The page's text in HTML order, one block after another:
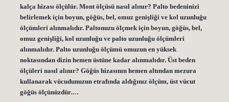
kalça hizası ölçülür. Mont ölçüsü nasıl alınır? Palto bedeninizi
belirlemek için boyun, göğüs, bel, omuz genişliği ve kol uzunluğu
ölçümleri alınmalıdır. Paltonuzu ölçmek için boyun, göğüs, bel,
omuz genişliği, kol uzunluğu ve palto uzunluğu ölçümleri
alınmalıdır. Palto uzunluğu ölçümü omuzun en yüksek
noktasından dizin hemen üstüne kadar alınmalıdır. Üst beden
ölçüleri nasıl alınır? Göğüs hizasının hemen altından mezura
kullanarak vücudunuzun etrafında aldığınız ölçüm, üst vücut
göğüs ölçünüzdür.…